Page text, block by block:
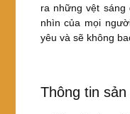
ra những vệt
nhìn của mọi
yêu và sẽ không
Thông tin sản